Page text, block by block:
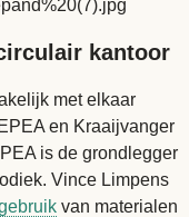
kantoor
met elkaar
en Kraaijvanger
is de grondlegger
Vince Limpens
van materialen